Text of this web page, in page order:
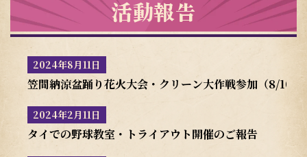
活動報告
2024年8月11日
笠間納涼盆踊り花火大会・クリーン大作戦参加（8/10・
2024年2月11日
タイでの野球教室・トライアウト開催のご報告